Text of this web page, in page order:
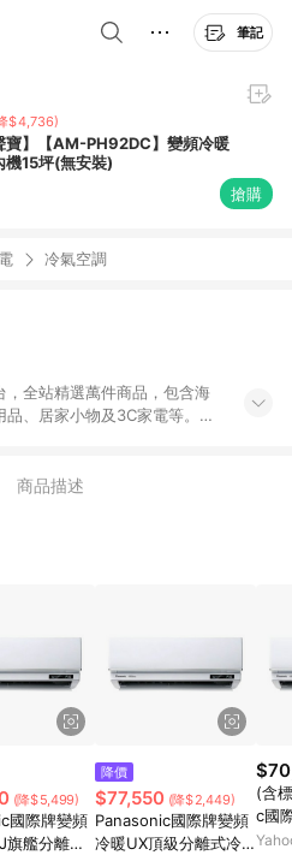
筆記
$4,736)
寶】【AM-PH92DC】變頻冷暖
機15坪(無安裝)
搶購
冷氣空調
全站精選萬件商品，包含海
、居家小物及3C家電等。全
。 ＊特定 iPhone17 將不
商品描述
(降$5,499)
國際牌變頻
旗艦分離式
降價
$77,550 (降$2,449)
Panasonic國際牌變頻
冷暖UX頂級分離式冷
(含
c國
級分